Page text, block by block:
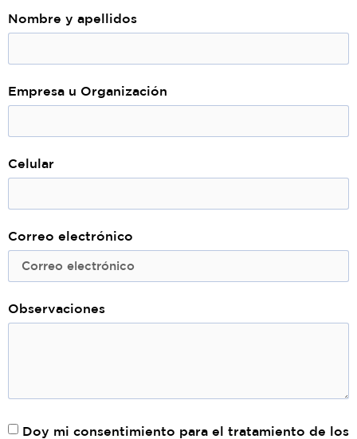
Nombre y apellidos
Empresa u Organización
Celular
Correo electrónico
Observaciones
Doy mi consentimiento para el tratamiento de los